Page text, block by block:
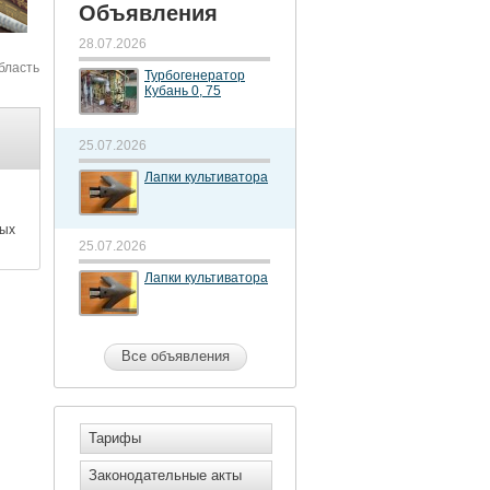
Объявления
28.07.2026
Турбогенератор
Кубань 0, 75
25.07.2026
Лапки культиватора
25.07.2026
Лапки культиватора
Все объявления
Тарифы
Законодательные акты